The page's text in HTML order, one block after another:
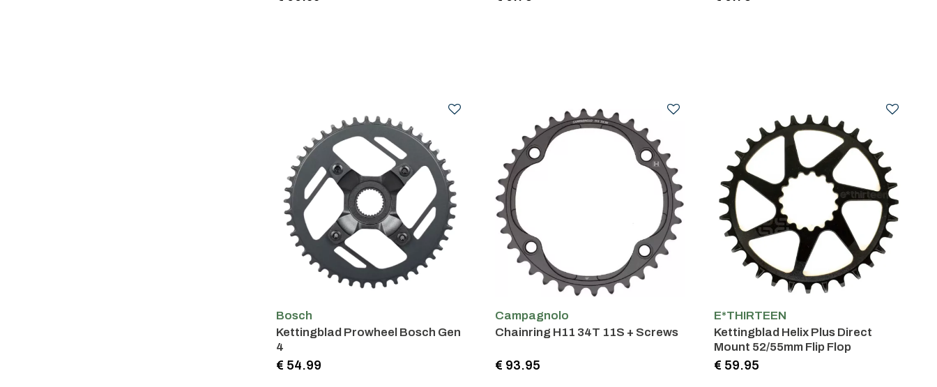
Bosch
Kettingblad Prowheel Bosch Gen
4
€ 54.99
Campagnolo
Chainring H11 34T 11S + Screws
€ 93.95
E*THIRTEEN
Kettingblad Helix Plus Direct
Mount 52/55mm Flip Flop
€ 59.95